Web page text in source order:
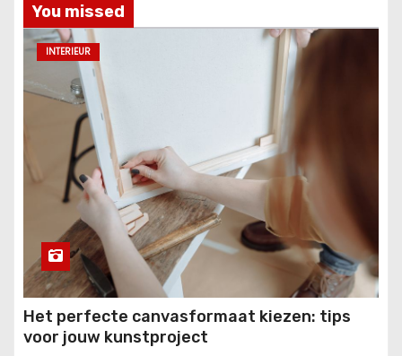
You missed
INTERIEUR
Het perfecte canvasformaat kiezen: tips
voor jouw kunstproject